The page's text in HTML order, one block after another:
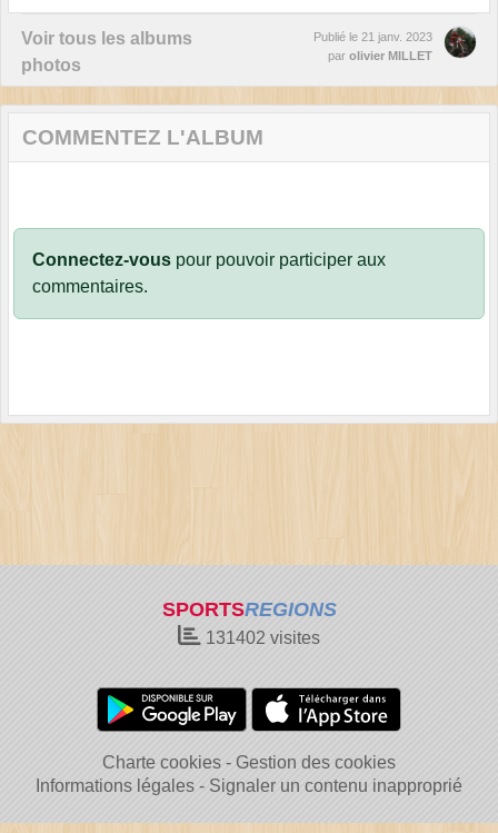
Voir tous les albums
photos
Publié le 21 janv. 2023
par olivier MILLET
COMMENTEZ L'ALBUM
Connectez-vous pour pouvoir participer aux
commentaires.
SPORTSREGIONS
131402 visites
Charte cookies
Gestion des cookies
Informations légales
Signaler un contenu inapproprié